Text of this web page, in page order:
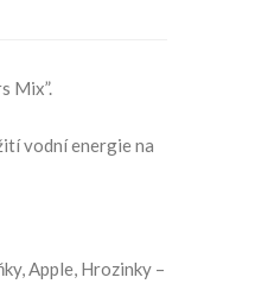
Mix”.
vodní energie na
Apple, Hrozinky –